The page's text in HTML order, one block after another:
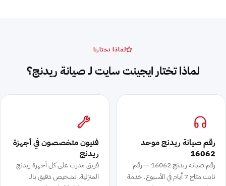
لماذا تختارنا
لماذا تختار ايجينت سايت لـ صيانة ريدنج؟
رقم صيانة ريدنج موحد
16062
رقم صيانة ريدنج 16062 — رقم
ثابت متاح 7 أيام في الأسبوع. خدمة
فنيون متخصصون في أجهزة
ريدنج
فريق مدرب على كل أجهزة ريدنج
المنزلية. تشخيص دقيق بالـ